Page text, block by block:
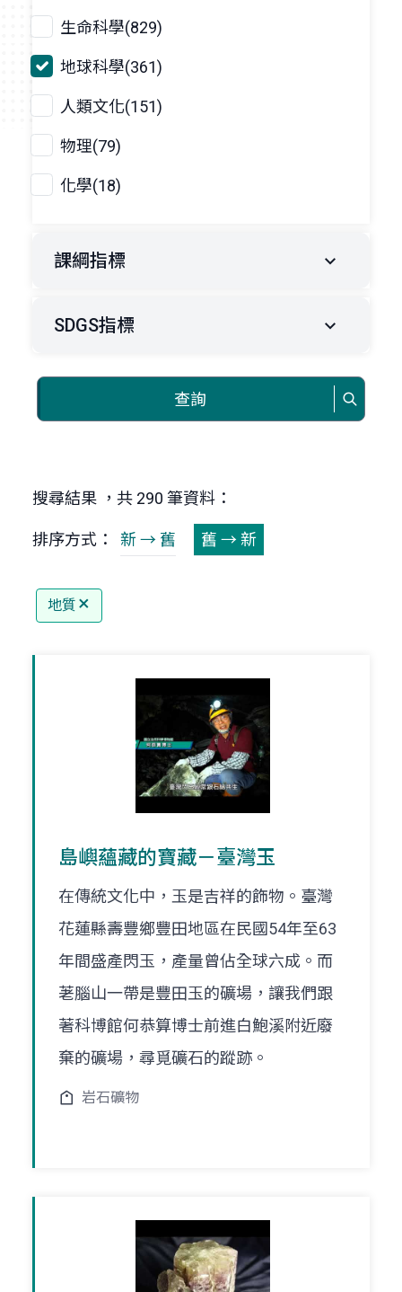
生命科學(829)
地球科學(361)
人類文化(151)
物理(79)
化學(18)
課綱指標
SDGS指標
查詢
搜尋結果 ，共 290 筆資料：
排序方式： 新 → 舊 舊 → 新
地質
島嶼蘊藏的寶藏－臺灣玉
在傳統文化中，玉是吉祥的飾物。臺灣
花蓮縣壽豐鄉豐田地區在民國54年至63
年間盛產閃玉，產量曾佔全球六成。而
荖腦山一帶是豐田玉的礦場，讓我們跟
著科博館何恭算博士前進白鮑溪附近廢
棄的礦場，尋覓礦石的蹤跡。
岩石礦物